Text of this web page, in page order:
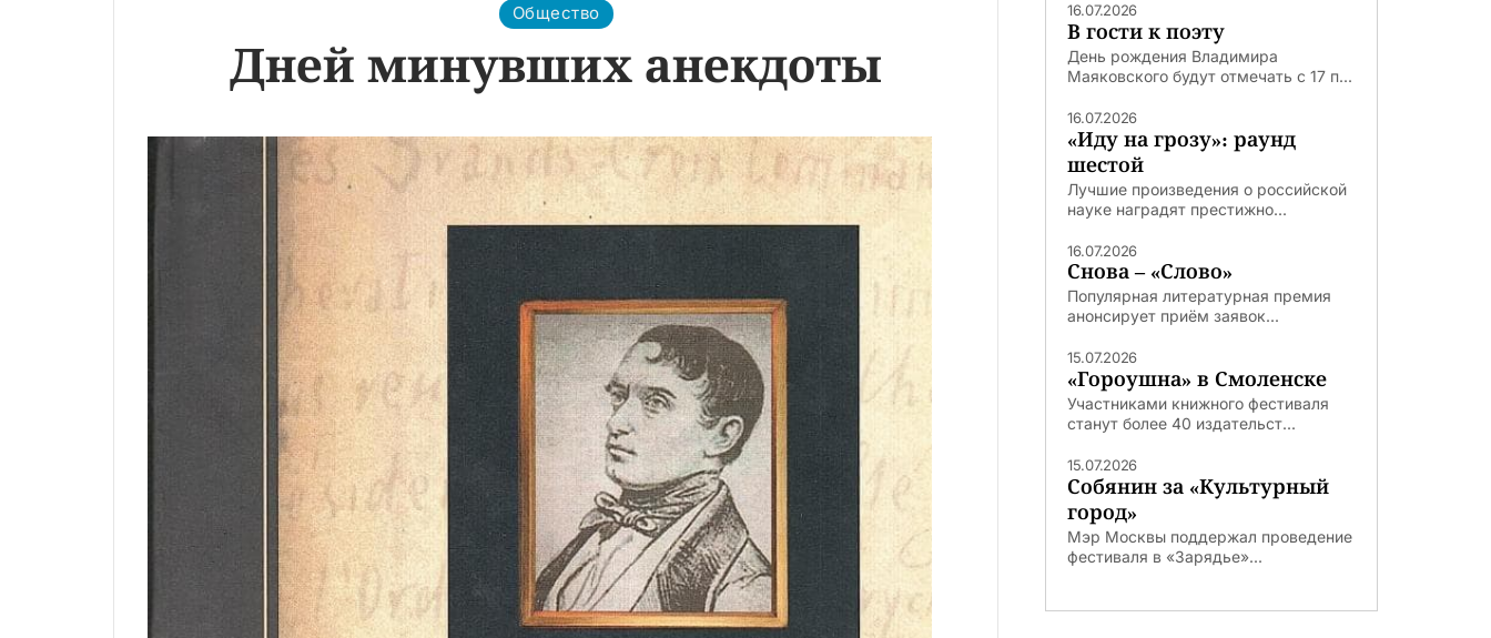
Общество
Дней минувших анекдоты
16.07.2026
В гости к поэту
День рождения Владимира
Маяковского будут отмечать с 17 п...
16.07.2026
«Иду на грозу»: раунд
шестой
Лучшие произведения о российской
науке наградят престижно...
16.07.2026
Снова – «Слово»
Популярная литературная премия
анонсирует приём заявок...
15.07.2026
«Гороушна» в Смоленске
Участниками книжного фестиваля
станут более 40 издательст...
15.07.2026
Собянин за «Культурный
город»
Мэр Москвы поддержал проведение
фестиваля в «Зарядье»...